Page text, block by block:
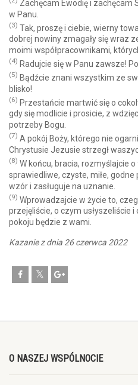
Zachęcam Ewodię i zachęcam
w Panu.
(3) Tak, proszę i ciebie, wierny
dobrej nowiny zmagały się wraz
moimi współpracownikami,
(4) Radujcie się w Panu zawsze!
(5) Bądźcie znani wszystkim ze
blisko!
(6) Przestańcie martwić się o
gdy się modlicie i prosicie, z
potrzeby Bogu.
(7) A pokój Boży, którego nie
Chrystusie Jezusie strzegł
(8) W końcu, bracia, rozmyślajcie
sprawiedliwe, czyste, miłe,
wzór i zasługuje na uznanie.
(9) Wprowadzajcie w życie to,
przejęliście, o czym usłyszeliście
pokoju będzie z wami.
Kazanie z dnia 26 czerwca 2022
O NASZEJ WSPÓLNOCIE